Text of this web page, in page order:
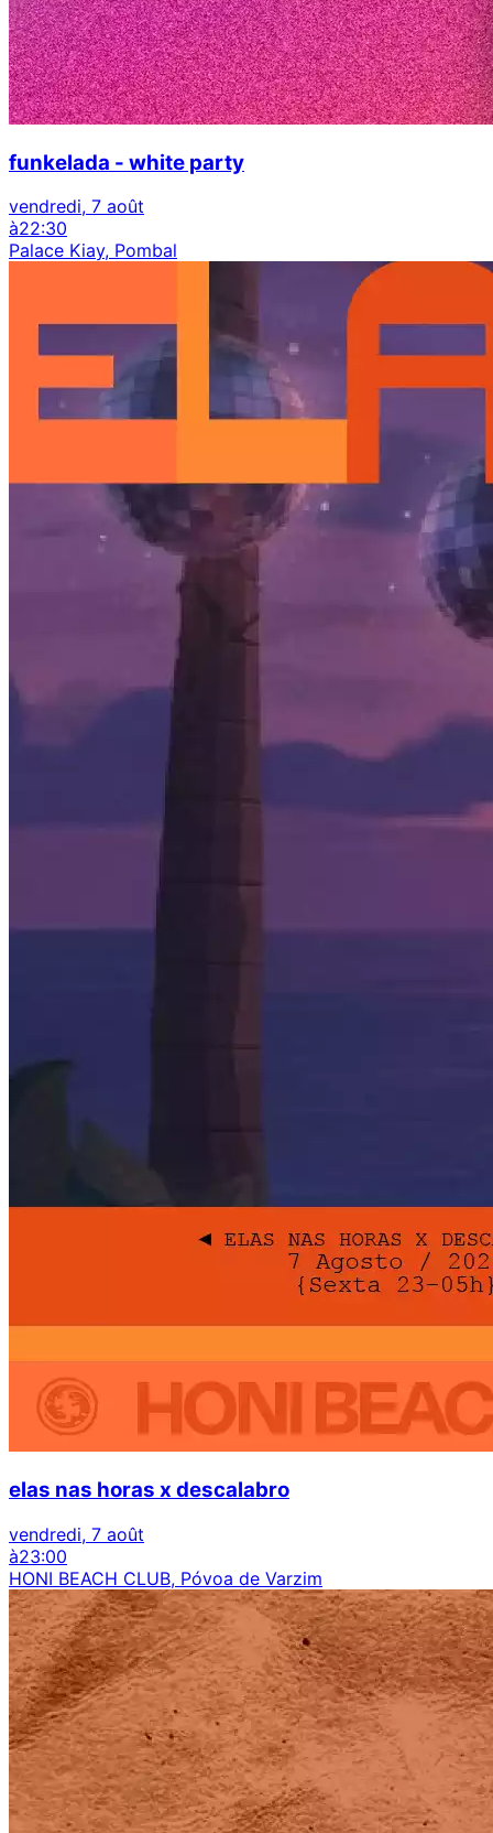
funkelada - white party
vendredi, 7 août
à22:30
Palace Kiay, Pombal
elas nas horas x descalabro
vendredi, 7 août
à23:00
HONI BEACH CLUB, Póvoa de Varzim